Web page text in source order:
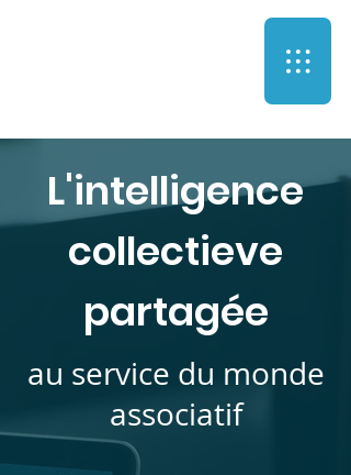
L'intelligence
collectieve
partagée
au service du monde
associatif